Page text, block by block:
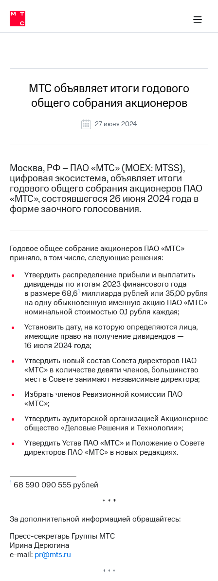
Медиа-центр
и акционерам
Устойчивое развитие
Комплаенс и деловая этика
компании
Карьера
История
компании
Руководство
Контакты
Медиа-центр
Пресс-
о технологиях
Достижения
Интервью
Финансовая
отчетность
Контакты
Новости
регионе
и акционерам
Корпоративное
управление
Корпоративный
секретарь
Раскрытие
информации
Информация
Документы
ПАО
Личный
акционера
Акционерный
капитал
в МТС
Пресс-
релизы
о технологиях
МТС объявляет итоги годового
общего собрания акционеров
27 июня 2024
Москва, РФ – ПАО «МТС» (MOEX: MTSS),
цифровая экосистема, объявляет итоги
годового общего собрания акционеров ПАО
«МТС», состоявшегося 26 июня 2024 года в
форме заочного голосования.
Годовое общее собрание акционеров ПАО «МТС»
приняло, в том числе, следующие решения:
Утвердить распределение прибыли и выплатить
дивиденды по итогам 2023 финансового года
в размере 68,61 миллиарда рублей или 35,00 рубля
на одну обыкновенную именную акцию ПАО «МТС»
номинальной стоимостью 0,1 рубля каждая;
Установить дату, на которую определяются лица,
имеющие право на получение дивидендов —
16 июля 2024 года;
Утвердить новый состав Совета директоров ПАО
«МТС» в количестве девяти членов, большинство
мест в Совете занимают независимые директора;
Избрать членов Ревизионной комиссии ПАО
«МТС»;
Утвердить аудиторской организацией Акционерное
общество «Деловые Решения и Технологии»;
Утвердить Устав ПАО «МТС» и Положение о Совете
директоров ПАО «МТС» в новых редакциях.
1 68 590 090 555 рублей
* * *
За дополнительной информацией обращайтесь:
Пресс-секретарь Группы МТС
Ирина Дерюгина
e-mail: pr@mts.ru
* * *